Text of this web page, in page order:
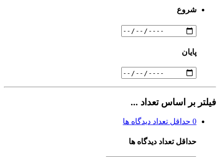
شروع
پایان
فیلتر بر اساس تعداد ...
0 حداقل تعداد دیدگاه ها
حداقل تعداد دیدگاه ها